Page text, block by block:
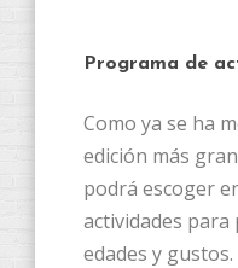
Programa de
Como ya se ha
edición más
podrá escoger
actividades para
edades y